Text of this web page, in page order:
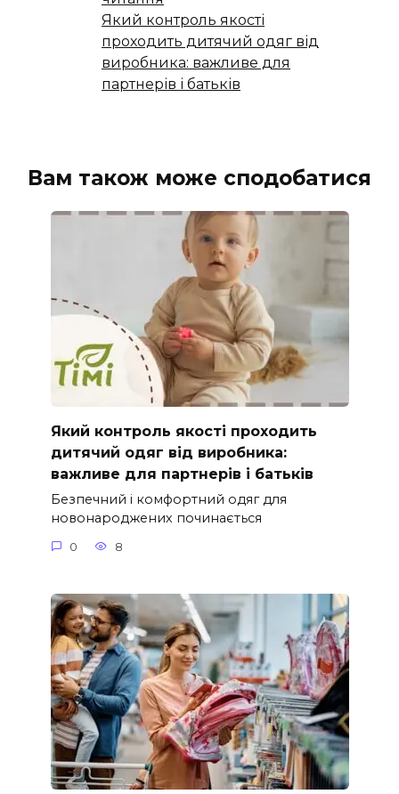
Який контроль якості
проходить дитячий одяг від
виробника: важливе для
партнерів і батьків
Вам також може сподобатися
Який контроль якості проходить
дитячий одяг від виробника:
важливе для партнерів і батьків
Безпечний і комфортний одяг для
новонароджених починається
0 8